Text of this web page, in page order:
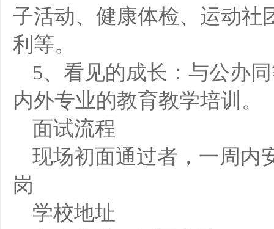
子活动、健康体检、运动社
利等。
5、看见的成长：与公办
内外专业的教育教学培训。
面试流程
现场初面通过者，一周内
岗
学校地址